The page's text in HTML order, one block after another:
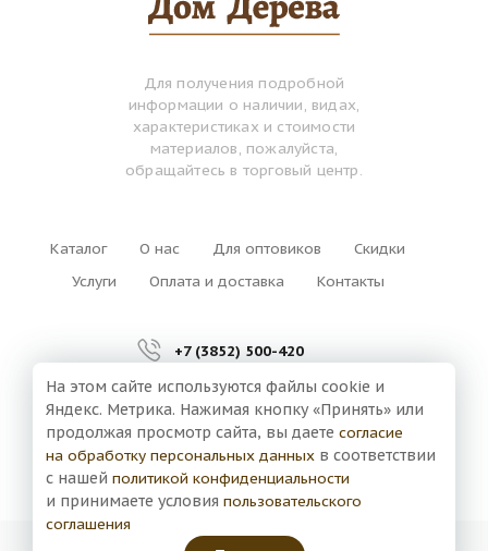
Для получения подробной
информации о наличии, видах,
характеристиках и стоимости
материалов, пожалуйста,
обращайтесь в торговый центр.
Каталог О нас Для оптовиков
Скидки
Услуги
Оплата и доставка Контакты
+7 (3852) 500-420
г. Барнаул,
ул. Власихинская, 127а
Большой Дом Дерева © 2026
На этом сайте используются файлы cookie и
Яндекс. Метрика. Нажимая кнопку «Принять» или
продолжая просмотр сайта, вы даете согласие
на обработку персональных данных в соответствии
с нашей политикой конфиденциальности
и принимаете условия пользовательского
соглашения